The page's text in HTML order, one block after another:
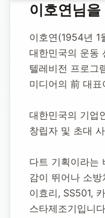
합동 추모 이호연
이호
1954년 1월 18일-
추모소 개설:2020년 10
이호연님
이호연(1954년 1
대한민국의 운동
텔레비전 프로그
미디어의 前 대표
대한민국의 기업
창립자 및 초대
다트 기획이라는
감이 뛰어나 소
이효리, SS501,
스타제조기입니